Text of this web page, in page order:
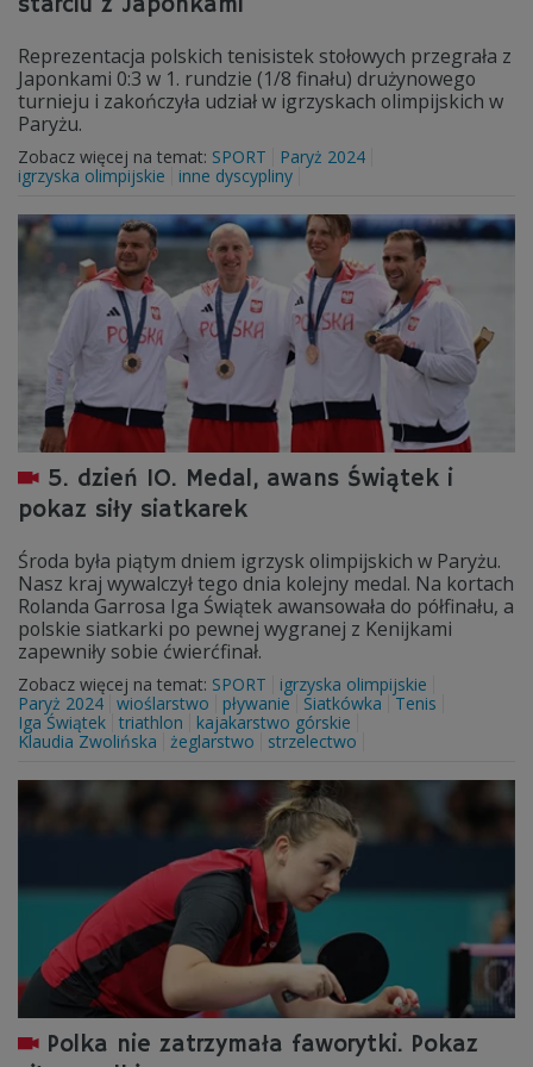
Reprezentacja polskich tenisistek stołowych przegrała z
Japonkami 0:3 w 1. rundzie (1/8 finału) drużynowego
turnieju i zakończyła udział w igrzyskach olimpijskich w
Paryżu.
Zobacz więcej na temat: SPORT
Paryż 2024
igrzyska olimpijskie
inne dyscypliny
5. dzień IO. Medal, awans Świątek i
pokaz siły siatkarek
Środa była piątym dniem igrzysk olimpijskich w Paryżu.
Nasz kraj wywalczył tego dnia kolejny medal. Na kortach
Rolanda Garrosa Iga Świątek awansowała do półfinału, a
polskie siatkarki po pewnej wygranej z Kenijkami
zapewniły sobie ćwierćfinał.
Zobacz więcej na temat: SPORT
igrzyska olimpijskie
Paryż 2024 wioślarstwo pływanie Siatkówka Tenis
Iga Świątek triathlon
kajakarstwo górskie
Klaudia Zwolińska
żeglarstwo strzelectwo
Polka nie zatrzymała faworytki. Pokaz